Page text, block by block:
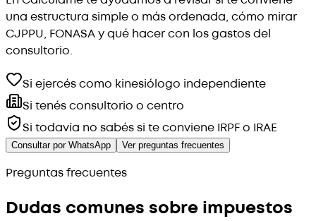
una estructura simple o más ordenada, cómo mirar
CJPPU, FONASA y qué hacer con los gastos del
consultorio.
Si ejercés como kinesiólogo independiente
Si tenés consultorio o centro
Si todavía no sabés si te conviene IRPF o IRAE
Consultar por WhatsApp Ver preguntas frecuentes
Preguntas frecuentes
Dudas comunes sobre impuestos